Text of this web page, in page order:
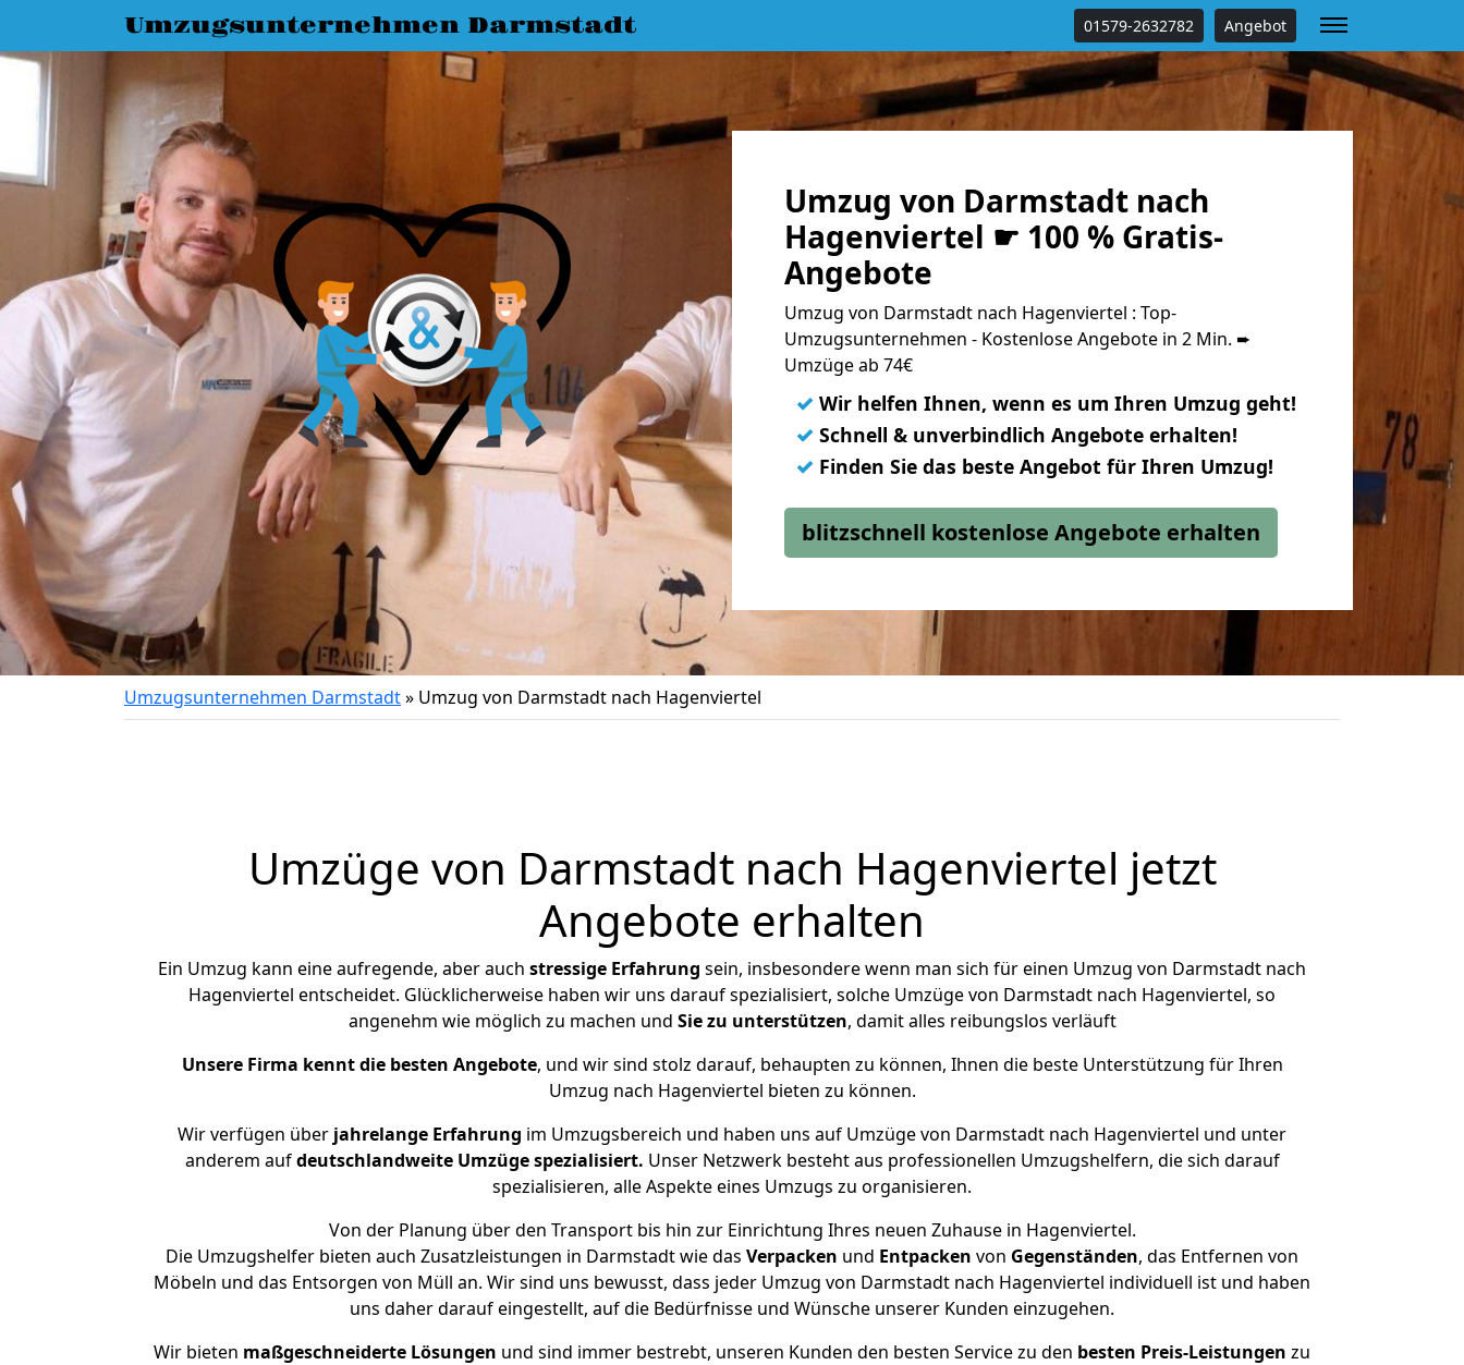
Umzugsunternehmen Darmstadt 01579-2632782 Angebot
Umzug von Darmstadt nach
Hagenviertel ☛ 100 % Gratis-
Angebote
Umzug von Darmstadt nach Hagenviertel : Top-
Umzugsunternehmen - Kostenlose Angebote in 2 Min. ➨
Umzüge ab 74€
✓ Wir helfen Ihnen, wenn es um Ihren Umzug geht!
✓ Schnell & unverbindlich Angebote erhalten!
✓ Finden Sie das beste Angebot für Ihren Umzug!
blitzschnell kostenlose Angebote erhalten
Umzugsunternehmen Darmstadt» Umzug von Darmstadt nach Hagenviertel
Umzüge von Darmstadt nach Hagenviertel jetzt
Angebote erhalten
Ein Umzug kann eine aufregende, aber auch stressige Erfahrung sein, insbesondere wenn man sich für einen Umzug von Darmstadt nach
Hagenviertel entscheidet. Glücklicherweise haben wir uns darauf spezialisiert, solche Umzüge von Darmstadt nach Hagenviertel, so
angenehm wie möglich zu machen und Sie zu unterstützen, damit alles reibungslos verläuft
Unsere Firma kennt die besten Angebote, und wir sind stolz darauf, behaupten zu können, Ihnen die beste Unterstützung für Ihren
Umzug nach Hagenviertel bieten zu können.
Wir verfügen über jahrelange Erfahrung im Umzugsbereich und haben uns auf Umzüge von Darmstadt nach Hagenviertel und unter
anderem aufdeutschlandweite Umzüge spezialisiert. Unser Netzwerk besteht aus professionellen Umzugshelfern, die sich darauf
spezialisieren, alle Aspekte eines Umzugs zu organisieren.
Von der Planung über den Transport bis hin zur Einrichtung Ihres neuen Zuhause in Hagenviertel.
Die Umzugshelfer bieten auch Zusatzleistungen in Darmstadt wie das Verpacken und Entpacken von Gegenständen, das Entfernen von
Möbeln und das Entsorgen von Müll an. Wir sind uns bewusst, dass jeder Umzug von Darmstadt nach Hagenviertel individuell ist und haben
uns daher darauf eingestellt, auf die Bedürfnisse und Wünsche unserer Kunden einzugehen.
Wir bieten maßgeschneiderte Lösungen und sind immer bestrebt, unseren Kunden den besten Service zu den besten Preis-Leistungen zu